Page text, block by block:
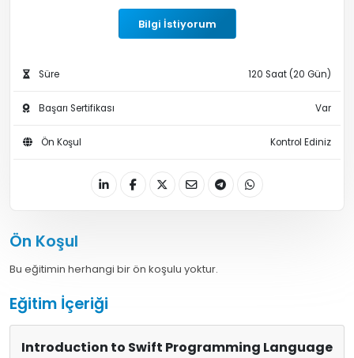
Bilgi İstiyorum
Süre 120 Saat (20 Gün)
Başarı Sertifikası Var
Ön Koşul Kontrol Ediniz
Ön Koşul
Bu eğitimin herhangi bir ön koşulu yoktur.
Eğitim İçeriği
Introduction to Swift Programming Language